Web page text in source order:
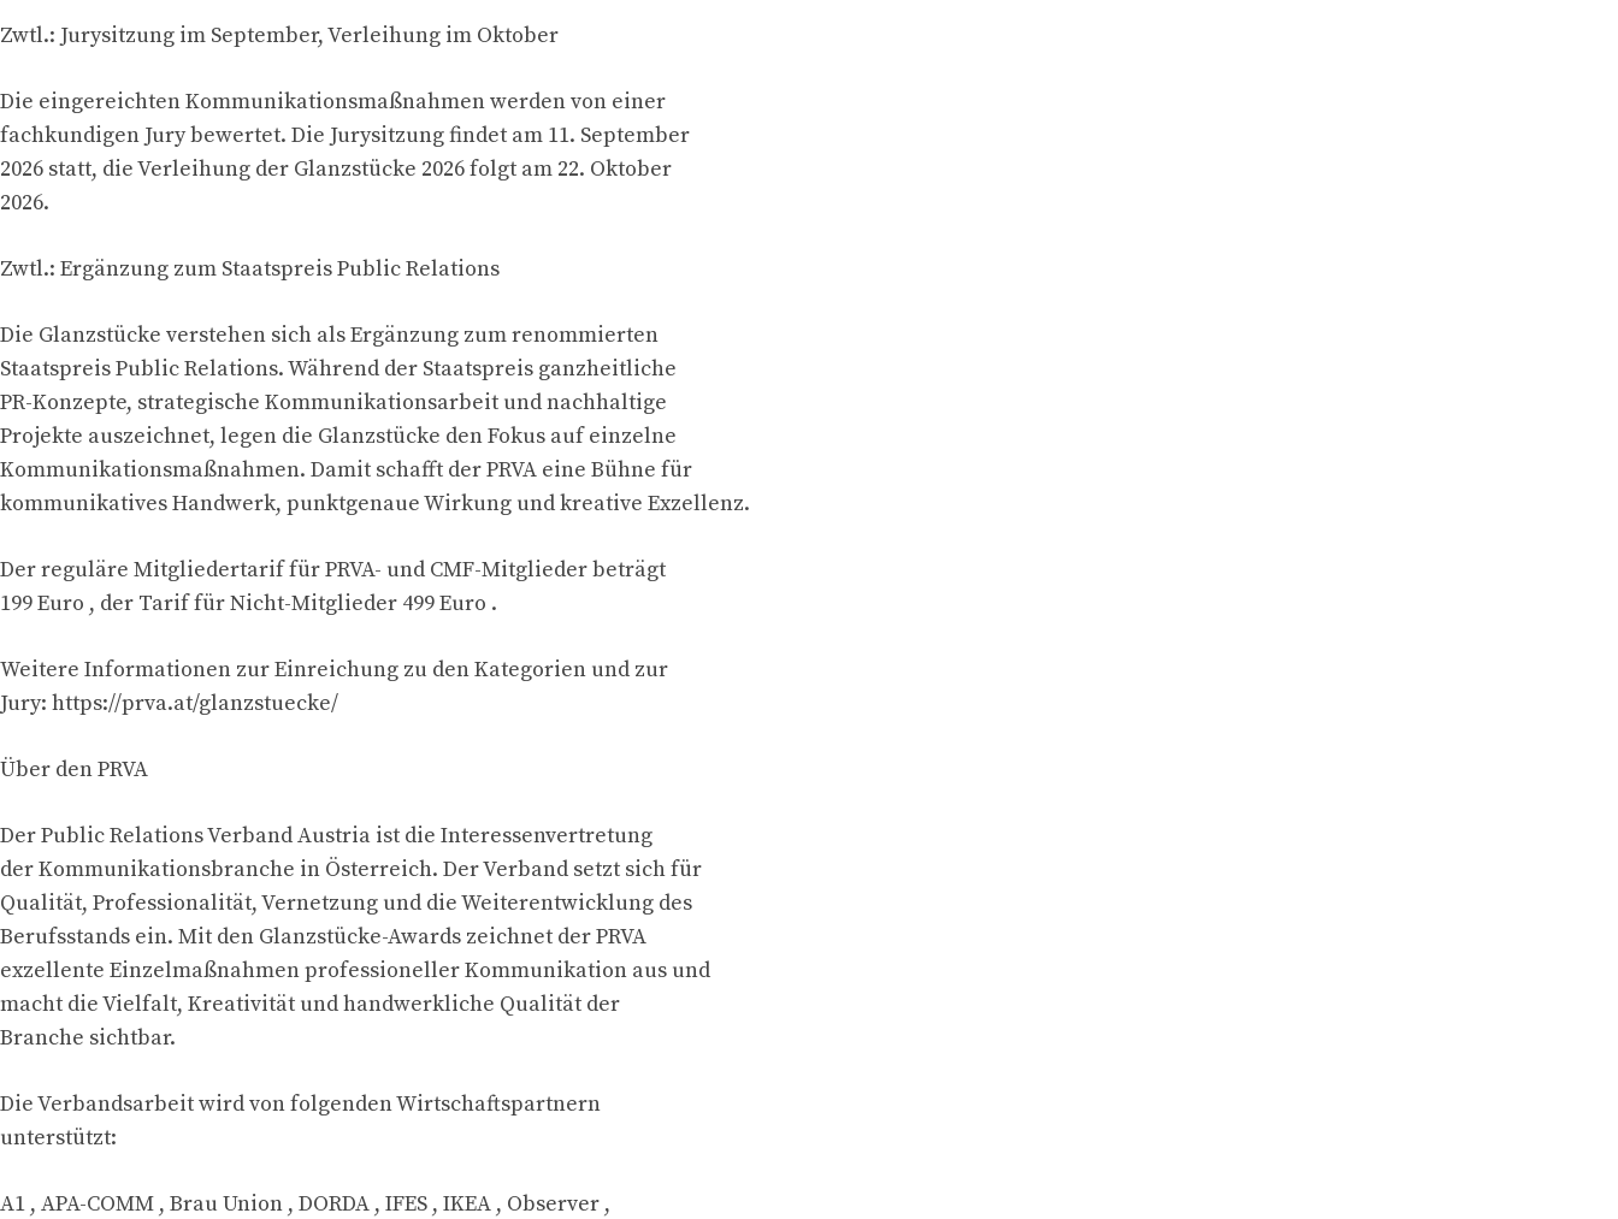
Zwtl.: Jurysitzung im September, Verleihung im Oktober
Die eingereichten Kommunikationsmaßnahmen werden von einer
fachkundigen Jury bewertet. Die Jurysitzung findet am 11. September
2026 statt, die Verleihung der Glanzstücke 2026 folgt am 22. Oktober
2026.
Zwtl.: Ergänzung zum Staatspreis Public Relations
Die Glanzstücke verstehen sich als Ergänzung zum renommierten
Staatspreis Public Relations. Während der Staatspreis ganzheitliche
PR-Konzepte, strategische Kommunikationsarbeit und nachhaltige
Projekte auszeichnet, legen die Glanzstücke den Fokus auf einzelne
Kommunikationsmaßnahmen. Damit schafft der PRVA eine Bühne für
kommunikatives Handwerk, punktgenaue Wirkung und kreative Exzellenz.
Der reguläre Mitgliedertarif für PRVA- und CMF-Mitglieder beträgt
199 Euro , der Tarif für Nicht-Mitglieder 499 Euro .
Weitere Informationen zur Einreichung zu den Kategorien und zur
Jury: https://prva.at/glanzstuecke/
Über den PRVA
Der Public Relations Verband Austria ist die Interessenvertretung
der Kommunikationsbranche in Österreich. Der Verband setzt sich für
Qualität, Professionalität, Vernetzung und die Weiterentwicklung des
Berufsstands ein. Mit den Glanzstücke-Awards zeichnet der PRVA
exzellente Einzelmaßnahmen professioneller Kommunikation aus und
macht die Vielfalt, Kreativität und handwerkliche Qualität der
Branche sichtbar.
Die Verbandsarbeit wird von folgenden Wirtschaftspartnern
unterstützt:
A1 , APA-COMM , Brau Union , DORDA , IFES , IKEA , Observer ,